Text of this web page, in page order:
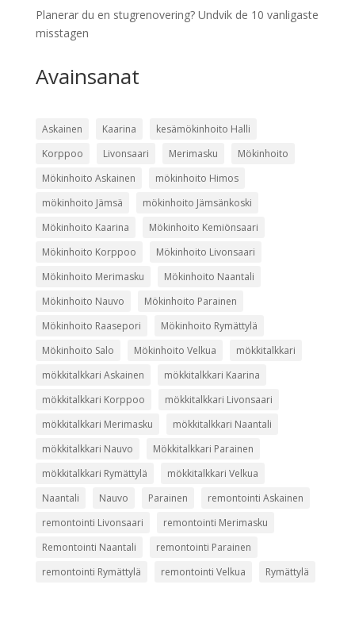
Planerar du en stugrenovering? Undvik de 10 vanligaste
misstagen
Avainsanat
Askainen Kaarina
kesämökinhoito Halli
Korppoo
Livonsaari Merimasku
Mökinhoito
Mökinhoito Askainen
mökinhoito Himos
mökinhoito Jämsä
mökinhoito Jämsänkoski
Mökinhoito Kaarina
Mökinhoito Kemiönsaari
Mökinhoito Korppoo
Mökinhoito Livonsaari
Mökinhoito Merimasku
Mökinhoito Naantali
Mökinhoito Nauvo
Mökinhoito Parainen
Mökinhoito Raasepori
Mökinhoito Rymättylä
Mökinhoito Salo
Mökinhoito Velkua
mökkitalkkari
mökkitalkkari Askainen
mökkitalkkari Kaarina
mökkitalkkari Korppoo
mökkitalkkari Livonsaari
mökkitalkkari Merimasku
mökkitalkkari Naantali
mökkitalkkari Nauvo
Mökkitalkkari Parainen
mökkitalkkari Rymättylä
mökkitalkkari Velkua
Naantali
Nauvo Parainen
remontointi Askainen
remontointi Livonsaari
remontointi Merimasku
Remontointi Naantali
remontointi Parainen
remontointi Rymättylä
remontointi Velkua Rymättylä